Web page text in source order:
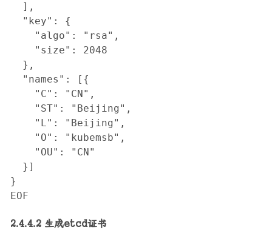
  ],
  "key": {
"algo": "rsa",
"size": 2048
  },
  "names": [{
"C": "CN",
"ST": "Beijing",
"L": "Beijing",
"O": "kubemsb",
"OU": "CN"
  }]
}
EOF
2.4.4.2 生成etcd证书